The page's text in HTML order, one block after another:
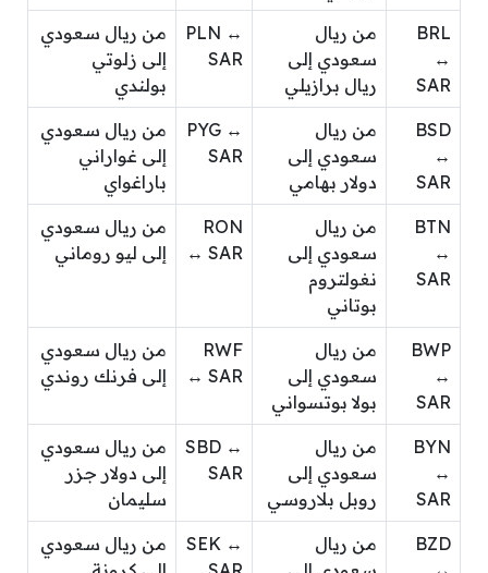
BRL
↔
SAR
من ريال
سعودي إلى
ريال برازيلي
PLN ↔
SAR
من ريال سعودي
إلى زلوتي
بولندي
BSD
↔
SAR
من ريال
سعودي إلى
دولار بهامي
PYG ↔
SAR
من ريال سعودي
إلى غواراني
باراغواي
BTN
↔
SAR
من ريال
سعودي إلى
نغولتروم
بوتاني
RON
↔ SAR
من ريال سعودي
إلى ليو روماني
BWP
↔
SAR
من ريال
سعودي إلى
بولا بوتسواني
RWF
↔ SAR
من ريال سعودي
إلى فرنك روندي
BYN
↔
SAR
من ريال
سعودي إلى
روبل بلاروسي
SBD ↔
SAR
من ريال سعودي
إلى دولار جزر
سليمان
BZD
من ريال
SEK ↔
من ريال سعودي